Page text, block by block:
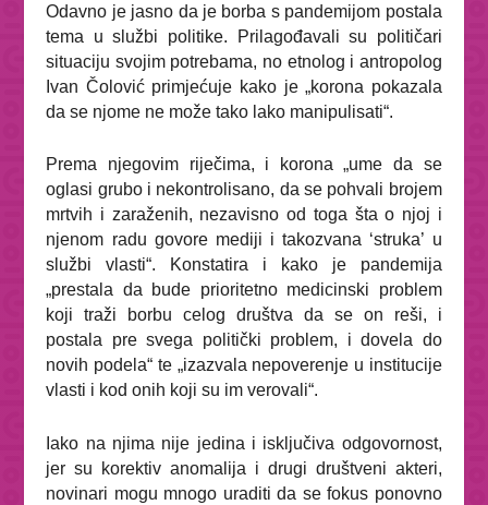
Odavno je jasno da je borba s pandemijom postala
tema u službi politike. Prilagođavali su političari
situaciju svojim potrebama, no etnolog i antropolog
Ivan Čolović primjećuje kako je „korona pokazala
da se njome ne može tako lako manipulisati“.
Prema njegovim riječima, i korona „ume da se
oglasi grubo i nekontrolisano, da se pohvali brojem
mrtvih i zaraženih, nezavisno od toga šta o njoj i
njenom radu govore mediji i takozvana ‘struka’ u
službi vlasti“. Konstatira i kako je pandemija
„prestala da bude prioritetno medicinski problem
koji traži borbu celog društva da se on reši, i
postala pre svega politički problem, i dovela do
novih podela“ te „izazvala nepoverenje u institucije
vlasti i kod onih koji su im verovali“.
Iako na njima nije jedina i isključiva odgovornost,
jer su korektiv anomalija i drugi društveni akteri,
novinari mogu mnogo uraditi da se fokus ponovno